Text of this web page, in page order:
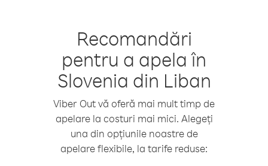
Recomandări
pentru a apela în
Slovenia din Liban
Viber Out vă oferă mai mult timp de
apelare la costuri mai mici. Alegeți
una din opțiunile noastre de
apelare flexibile, la tarife reduse: